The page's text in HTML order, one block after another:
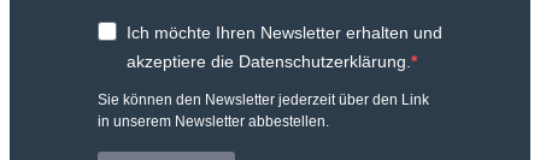
Ich möchte Ihren Newsletter erhalten und
akzeptiere die Datenschutzerklärung.
Sie können den Newsletter jederzeit über den Link
in unserem Newsletter abbestellen.